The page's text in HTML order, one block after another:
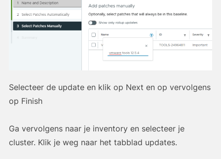
Selecteer de update en klik op Next en op vervolgens
op Finish
Ga vervolgens naar je inventory en selecteer je
cluster. Klik je weg naar het tabblad updates.